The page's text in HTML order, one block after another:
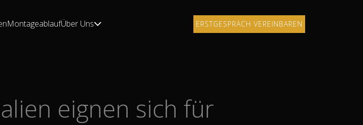
MontageablaufÜber Uns
ERSTGESPRÄCH VEREINBAREN
eignen sich für